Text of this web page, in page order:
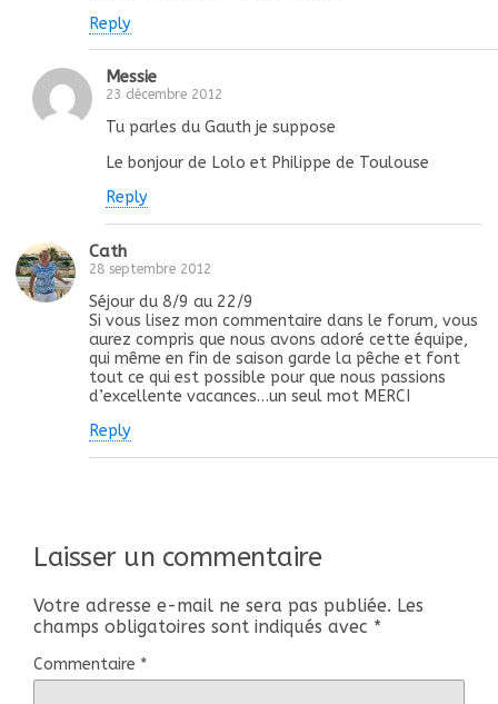
Reply
Messie
23 décembre 2012
Tu parles du Gauth je suppose
Le bonjour de Lolo et Philippe de Toulouse
Reply
Cath
28 septembre 2012
Séjour du 8/9 au 22/9
Si vous lisez mon commentaire dans le forum, vous
aurez compris que nous avons adoré cette équipe,
qui même en fin de saison garde la pêche et font
tout ce qui est possible pour que nous passions
d’excellente vacances…un seul mot MERCI
Reply
Laisser un commentaire
Votre adresse e-mail ne sera pas publiée. Les
champs obligatoires sont indiqués avec *
Commentaire *